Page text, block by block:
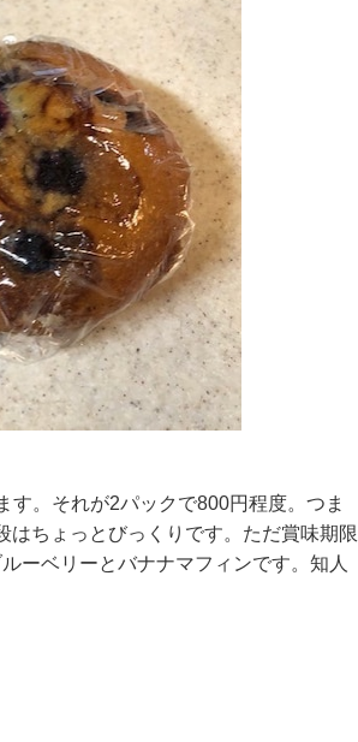
。それが2パックで800円程度。つま
はちょっとびっくりです。ただ賞味期限
ーベリーとバナナマフィンです。知人